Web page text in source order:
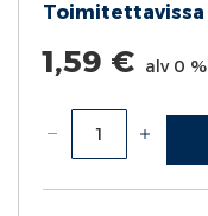
1,59 € alv 0 %
Toimitettavissa